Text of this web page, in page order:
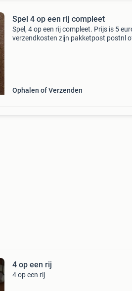
Spel 4 op een rij compleet
Spel, 4 op een rij compleet. Prijs is 5
verzendkosten zijn pakketpost postnl
Ophalen of Verzenden
4 op een rij
4 op een rij